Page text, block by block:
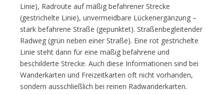
Linie), Radroute auf mäßig befahrener Strecke
(gestrichelte Linie), unvermeidbare Lückenergänzung –
stark befahrene Straße (gepunktet). Straßenbegleitender
Radweg (grün neben einer Straße). Eine rot gestrichelte
Linie steht dann für eine mäßig befahrene und
beschilderte Strecke. Auch diese Informationen sind bei
Wanderkarten und Freizeitkarten oft nicht vorhanden,
sondern ausschließlich bei reinen Radwanderkarten.